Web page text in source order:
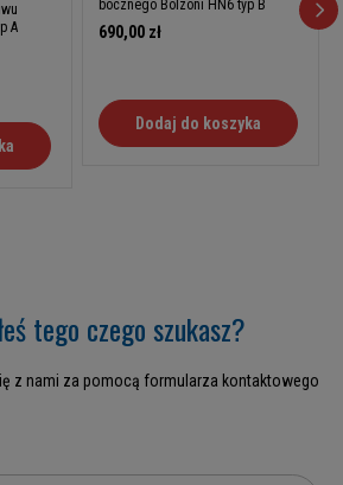
A
bocznego Bolzoni HN6 typ B
690,00 zł
Dodaj do koszyka
tego czego szukasz?
z nami za pomocą formularza kontaktowego